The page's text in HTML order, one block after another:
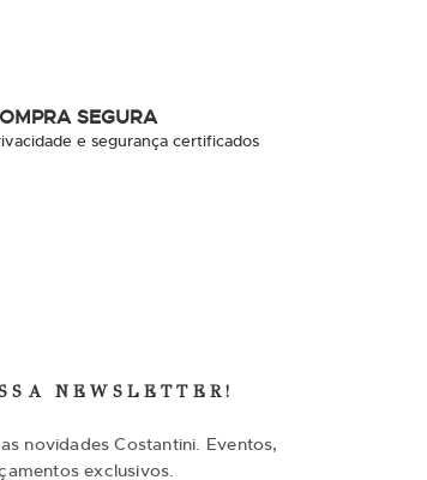
SEGURA
e segurança certificados
NEWSLETTER!
novidades Costantini. Eventos,
exclusivos.